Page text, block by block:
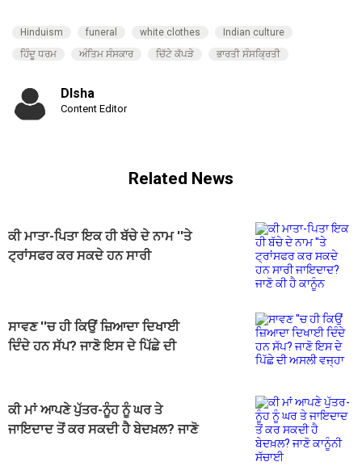
Hinduism funeral white clothes
Indian culture
ਹਿੰਦੂ ਧਰਮ
ਅੰਤਿਮ ਸੰਸਕਾਰ ਚਿੱਟੇ ਕੱਪੜੇ ਭਾਰਤੀ ਸੰਸਕ੍ਰਿਤੀ
DIsha
Content Editor
Related News
ਕੀ ਮਾਤਾ-ਪਿਤਾ ਇਕ ਹੀ ਬੱਚੇ ਦੇ ਨਾਮ ''ਤੇ
ਟ੍ਰਾਂਸਫਰ ਕਰ ਸਕਦੇ ਹਨ ਸਾਰੀ
ਸਾਵਣ ''ਚ ਹੀ ਕਿਉਂ ਜ਼ਿਆਦਾ ਦਿਖਾਈ
ਦਿੰਦੇ ਹਨ ਸੱਪ? ਜਾਣੋ ਇਸ ਦੇ ਪਿੱਛੇ ਦੀ
ਕੀ ਮਾਂ ਆਪਣੇ ਪੁੱਤਰ-ਨੂੰਹ ਨੂੰ ਘਰ ਤੇ
ਜਾਇਦਾਦ ਤੋਂ ਕਰ ਸਕਦੀ ਹੈ ਬੇਦਖ਼ਲ? ਜਾਣੋ